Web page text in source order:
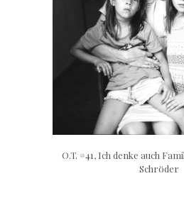
O.T. #41, Ich denke auch
Schröder